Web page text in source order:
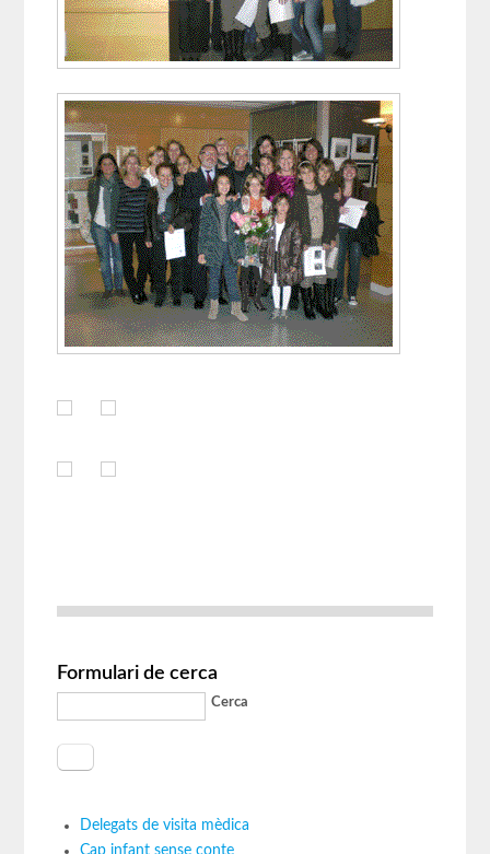
Formulari de cerca
Cerca
Delegats de visita mèdica
Cap infant sense conte